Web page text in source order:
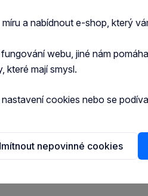
živočišné tuky, řepné
olej, rybí tuk, frukto-
výtažek
43 mg, E2 (Jód): 3,3
mg - Konzervanty -
- V 1 kg: EPA & DHA: 2,1 g
a nabídnout e-shop, který
webu, jiné nám
které mají smysl.
cookies nebo se
nepovinné cookies